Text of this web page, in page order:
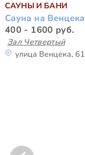
САУНЫ И БАНИ
Сауна на Венцека
400 - 1600 руб.
Зал Четвертый
улица Венцека, 61